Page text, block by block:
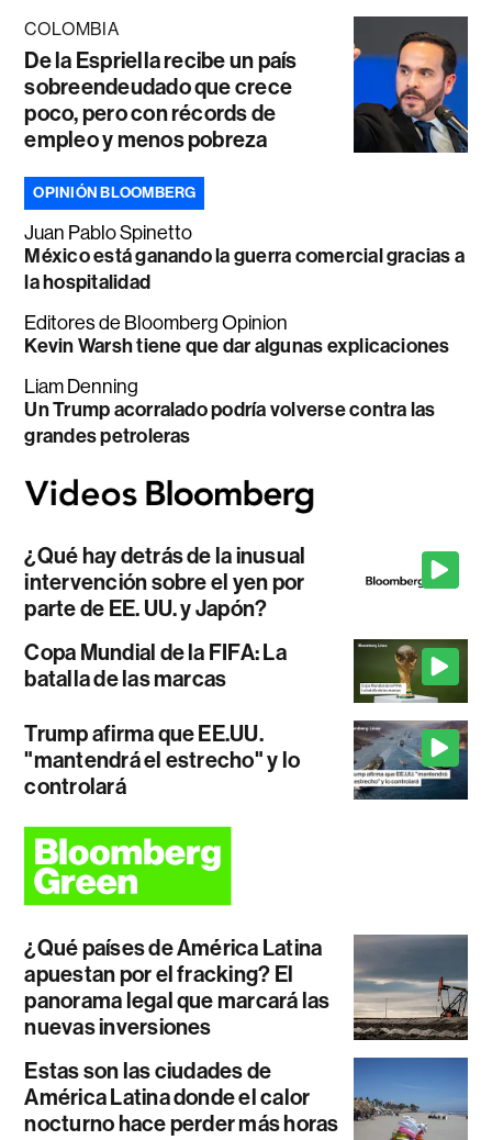
COLOMBIA
De la Espriella recibe un país
sobreendeudado que crece
poco, pero con récords de
empleo y menos pobreza
OPINIÓN BLOOMBERG
Juan Pablo Spinetto
México está ganando la guerra comercial gracias a
la hospitalidad
Editores de Bloomberg Opinion
Kevin Warsh tiene que dar algunas explicaciones
Liam Denning
Un Trump acorralado podría volverse contra las
grandes petroleras
¿Qué hay detrás de la inusual
intervención sobre el yen por
parte de EE. UU. y Japón?
Copa Mundial de la FIFA: La
batalla de las marcas
Trump afirma que EE.UU.
"mantendrá el estrecho" y lo
controlará
¿Qué países de América Latina
apuestan por el fracking? El
panorama legal que marcará las
nuevas inversiones
Estas son las ciudades de
América Latina donde el calor
nocturno hace perder más horas